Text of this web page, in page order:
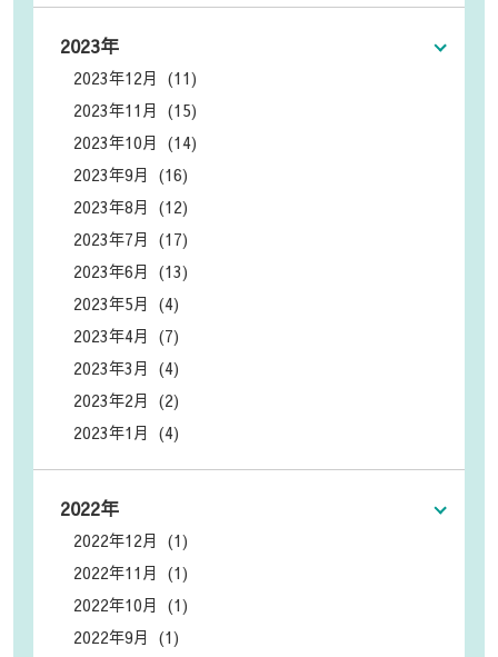
2023年
2023年12月 (11)
2023年11月 (15)
2023年10月 (14)
2023年9月 (16)
2023年8月 (12)
2023年7月 (17)
2023年6月 (13)
2023年5月 (4)
2023年4月 (7)
2023年3月 (4)
2023年2月 (2)
2023年1月 (4)
2022年
2022年12月 (1)
2022年11月 (1)
2022年10月 (1)
2022年9月 (1)